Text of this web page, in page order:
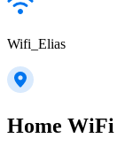
Wifi_Elias
Home WiFi